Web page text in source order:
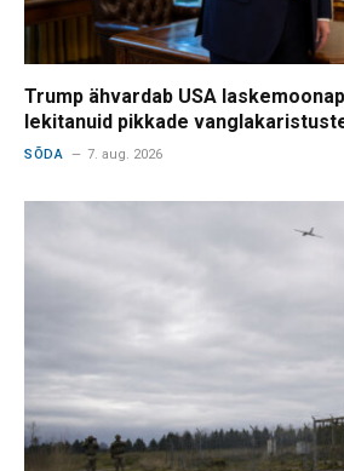
Trump ähvardab USA
lekitanuid pikkade
SÕDA 7. aug. 2026